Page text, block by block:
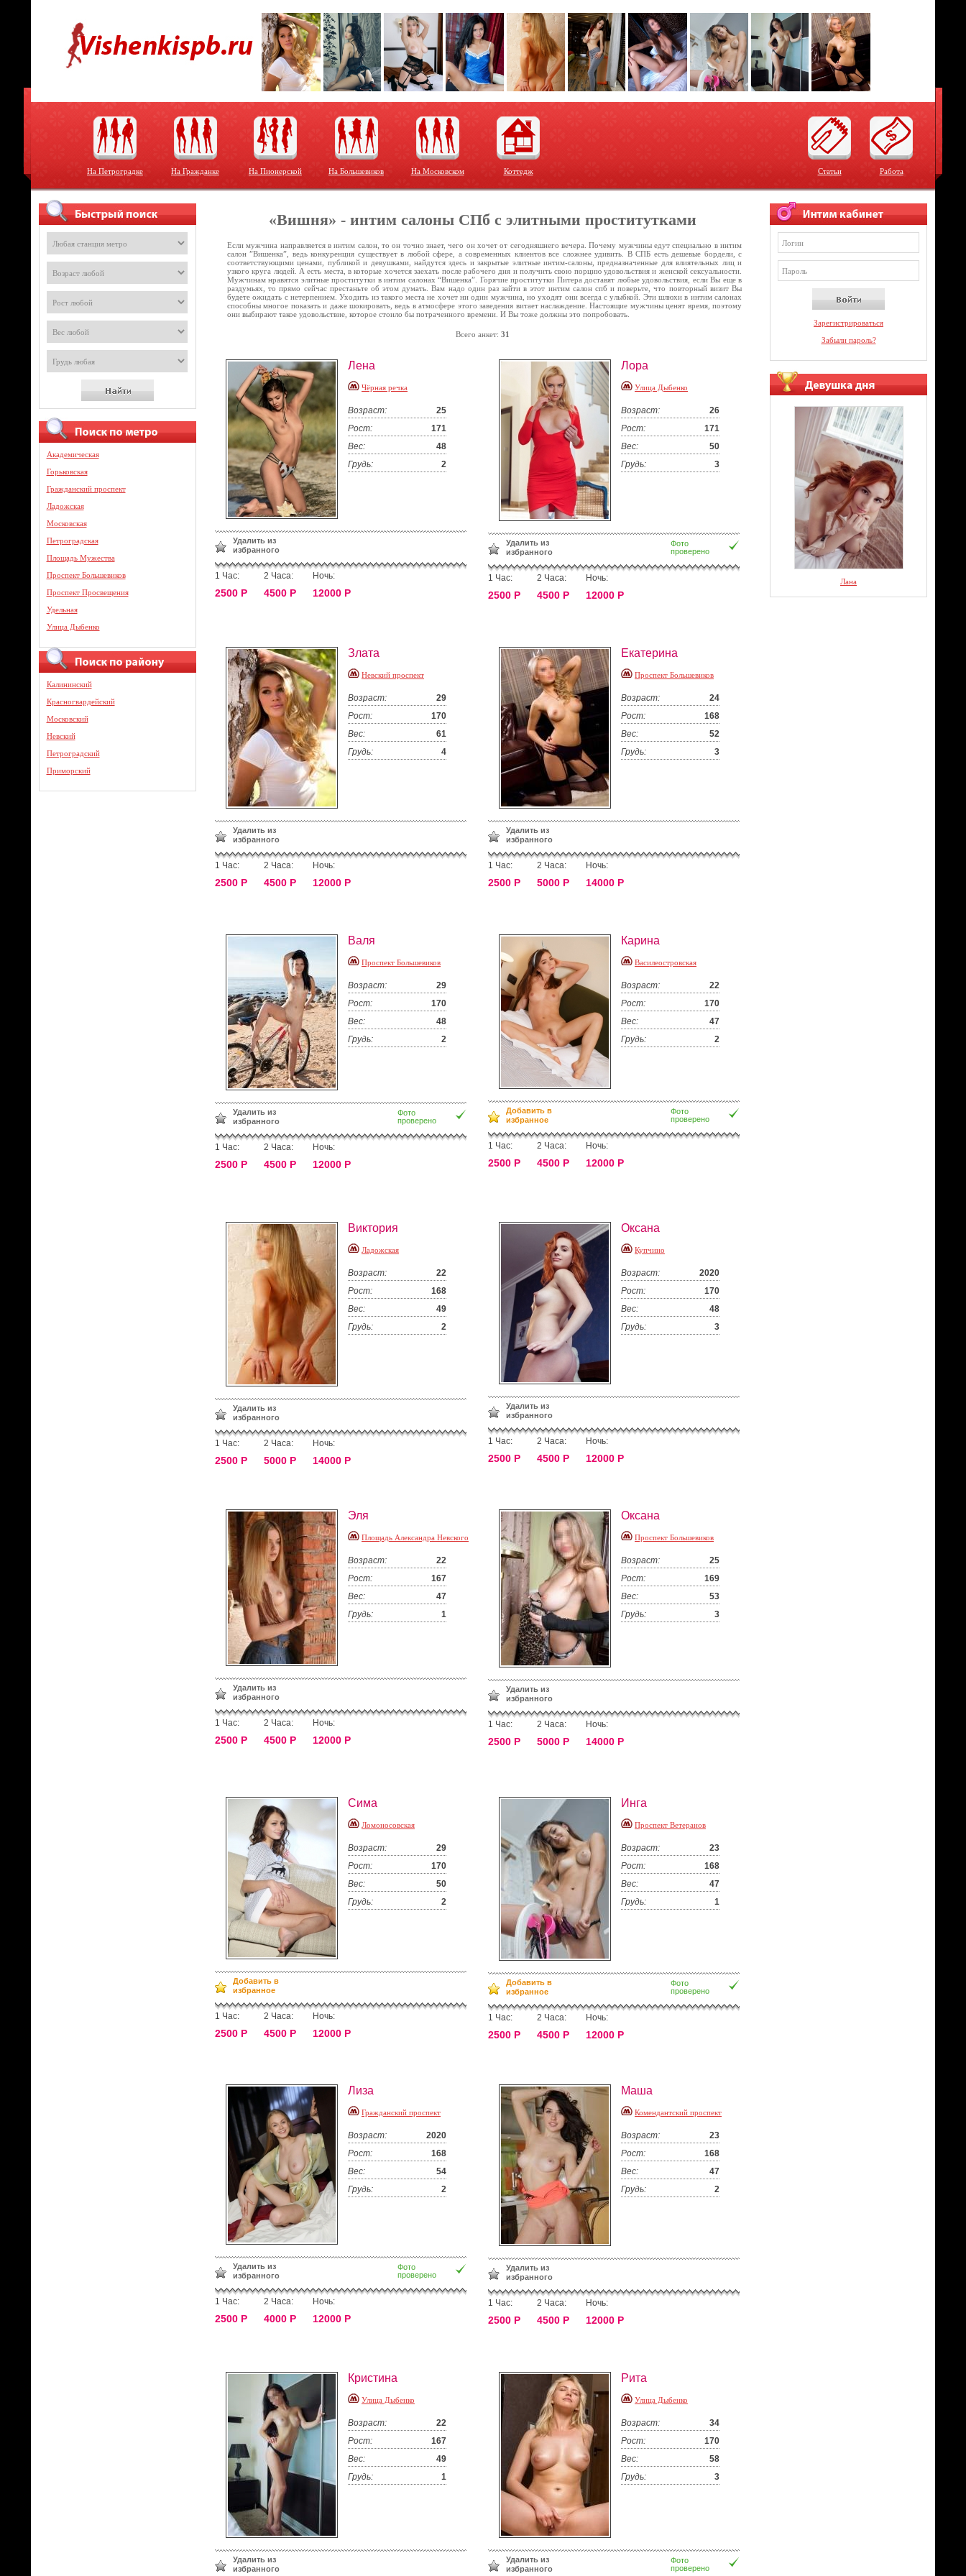
На Петроградке На Гражданке На Пионерской На Большевиков На Московском Коттедж Статьи Работа
Академическая
Горьковская
Гражданский проспект
Ладожская
Московская
Петроградская
Площадь Мужества
Проспект Большевиков
Проспект Просвещения
Удельная
Улица Дыбенко
Калининский
Красногвардейский
Московский
Невский
Петроградский
Приморский
«Вишня» - интим салоны СПб с элитными проститутками
Если мужчина направляется в интим салон, то он точно знает, чего он хочет от сегодняшнего вечера. Почему мужчины едут специально в интим
салон ”Вишенка”, ведь конкуренция существует в любой сфере, а современных клиентов все сложнее удивить. В СПБ есть дешевые бордели, с
соответствующими ценами, публикой и девушками, найдутся здесь и закрытые элитные интим-салоны, предназначенные для влиятельных лиц и
узкого круга людей. А есть места, в которые хочется заехать после рабочего дня и получить свою порцию удовольствия и женской сексуальности.
Мужчинам нравятся элитные проститутки в интим салонах “Вишенка”. Горячие проститутки Питера доставят любые удовольствия, если Вы еще в
раздумьях, то прямо сейчас престаньте об этом думать. Вам надо один раз зайти в этот интим салон спб и поверьте, что повторный визит Вы
будете ожидать с нетерпением. Уходить из такого места не хочет ни один мужчина, но уходят они всегда с улыбкой. Эти шлюхи в интим салонах
способны многое показать и даже шокировать, ведь в атмосфере этого заведения витает наслаждение. Настоящие мужчины ценят время, поэтому
они выбирают такое удовольствие, которое стоило бы потраченного времени. И Вы тоже должны это попробовать.
Всего анкет: 31
Лена
Чёрная речка
Возраст:
25
Рост:
171
Вес:
48
Грудь:
2
Удалить из
избранного
1 Час:
2500 Р
2 Часа:
4500 Р
Ночь:
12000 Р
Лора
Улица Дыбенко
Возраст:
26
Рост:
171
Вес:
50
Грудь:
3
Удалить из
избранного
Фото
проверено
1 Час:
2500 Р
2 Часа:
4500 Р
Ночь:
12000 Р
Злата
Невский проспект
Возраст:
29
Рост:
170
Вес:
61
Грудь:
4
Удалить из
избранного
1 Час:
2500 Р
2 Часа:
4500 Р
Ночь:
12000 Р
Екатерина
Проспект Большевиков
Возраст:
24
Рост:
168
Вес:
52
Грудь:
3
Удалить из
избранного
1 Час:
2500 Р
2 Часа:
5000 Р
Ночь:
14000 Р
Валя
Проспект Большевиков
Возраст:
29
Рост:
170
Вес:
48
Грудь:
2
Удалить из
избранного
Фото
проверено
1 Час:
2500 Р
2 Часа:
4500 Р
Ночь:
12000 Р
Карина
Василеостровская
Возраст:
22
Рост:
170
Вес:
47
Грудь:
2
Добавить в
избранное
Фото
проверено
1 Час:
2500 Р
2 Часа:
4500 Р
Ночь:
12000 Р
Виктория
Ладожская
Возраст:
22
Рост:
168
Вес:
49
Грудь:
2
Удалить из
избранного
1 Час:
2500 Р
2 Часа:
5000 Р
Ночь:
14000 Р
Оксана
Купчино
Возраст:
2020
Рост:
170
Вес:
48
Грудь:
3
Удалить из
избранного
1 Час:
2500 Р
2 Часа:
4500 Р
Ночь:
12000 Р
Эля
Площадь Александра Невского
Возраст:
22
Рост:
167
Вес:
47
Грудь:
1
Удалить из
избранного
1 Час:
2500 Р
2 Часа:
4500 Р
Ночь:
12000 Р
Оксана
Проспект Большевиков
Возраст:
25
Рост:
169
Вес:
53
Грудь:
3
Удалить из
избранного
1 Час:
2500 Р
2 Часа:
5000 Р
Ночь:
14000 Р
Сима
Ломоносовская
Возраст:
29
Рост:
170
Вес:
50
Грудь:
2
Добавить в
избранное
1 Час:
2500 Р
2 Часа:
4500 Р
Ночь:
12000 Р
Инга
Проспект Ветеранов
Возраст:
23
Рост:
168
Вес:
47
Грудь:
1
Добавить в
избранное
Фото
проверено
1 Час:
2500 Р
2 Часа:
4500 Р
Ночь:
12000 Р
Лиза
Гражданский проспект
Возраст:
2020
Рост:
168
Вес:
54
Грудь:
2
Удалить из
избранного
Фото
проверено
1 Час:
2500 Р
2 Часа:
4000 Р
Ночь:
12000 Р
Маша
Комендантский проспект
Возраст:
23
Рост:
168
Вес:
47
Грудь:
2
Удалить из
избранного
1 Час:
2500 Р
2 Часа:
4500 Р
Ночь:
12000 Р
Кристина
Улица Дыбенко
Возраст:
22
Рост:
167
Вес:
49
Грудь:
1
Удалить из
избранного
Рита
Улица Дыбенко
Возраст:
34
Рост:
170
Вес:
58
Грудь:
3
Удалить из
избранного
Фото
проверено
Зарегистрироваться
Забыли пароль?
Лана